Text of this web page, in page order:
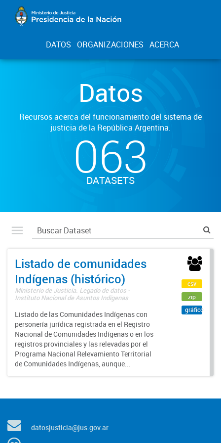
DATOS ORGANIZACIONES ACERCA
Datos
Recursos acerca del funcionamiento del sistema de
justicia de la República Argentina.
063
DATASETS
Listado de comunidades
Indígenas (histórico)
Ministerio de Justicia. Legado de datos -
Instituto Nacional de Asuntos Indígenas
Listado de las Comunidades Indígenas con
personería jurídica registrada en el Registro
Nacional de Comunidades Indígenas o en los
registros provinciales y las relevadas por el
Programa Nacional Relevamiento Territorial
de Comunidades Indígenas, aunque...
csv
zip
gráfico
datosjusticia@jus.gov.ar